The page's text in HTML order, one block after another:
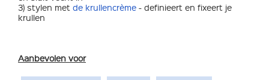
3) stylen met de krullencrème - definieert en fixeert je
krullen
Aanbevolen voor